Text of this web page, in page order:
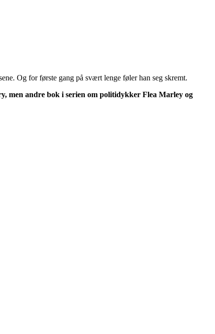
Og for første gang på svært lenge føler han seg skremt.
men andre bok i serien om politidykker Flea Marley og